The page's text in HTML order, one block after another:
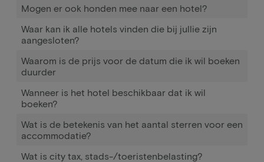
Mogen er ook honden mee naar een hotel?
Waar kan ik alle hotels vinden die bij jullie zijn
aangesloten?
Waarom is de prijs voor de datum die ik wil boeken
duurder
Wanneer is het hotel beschikbaar dat ik wil
boeken?
Wat is de betekenis van het aantal sterren voor een
accommodatie?
Wat is city tax, stads-/toeristenbelasting?